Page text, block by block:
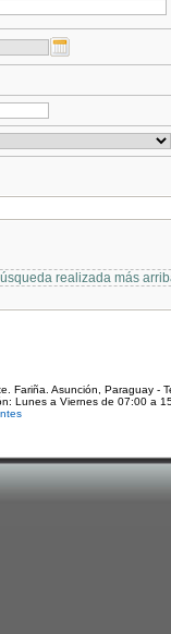
realizada más
Fariña. Asunción, Paraguay -
Lunes a Viernes de 07:00 a